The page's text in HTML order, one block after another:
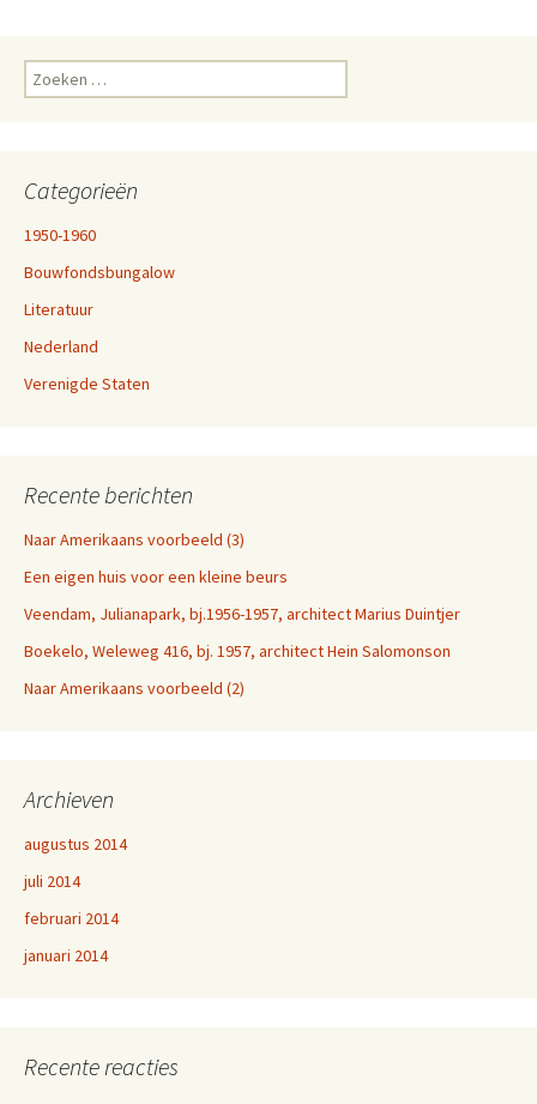
Zoeken
naar:
Categorieën
1950-1960
Bouwfondsbungalow
Literatuur
Nederland
Verenigde Staten
Recente berichten
Naar Amerikaans voorbeeld (3)
Een eigen huis voor een kleine beurs
Veendam, Julianapark, bj.1956-1957, architect Marius Duintjer
Boekelo, Weleweg 416, bj. 1957, architect Hein Salomonson
Naar Amerikaans voorbeeld (2)
Archieven
augustus 2014
juli 2014
februari 2014
januari 2014
Recente reacties